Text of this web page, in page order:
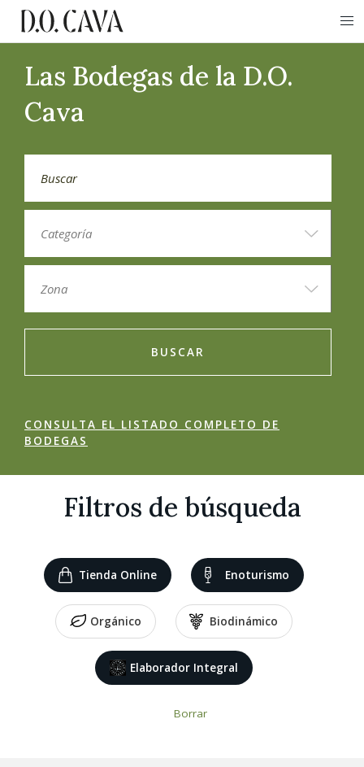
Las Bodegas de la D.O.
Cava
BUSCAR
CONSULTA EL LISTADO COMPLETO DE
BODEGAS
Filtros de búsqueda
Tienda Online Enoturismo
Orgánico Biodinámico
Elaborador Integral
Borrar